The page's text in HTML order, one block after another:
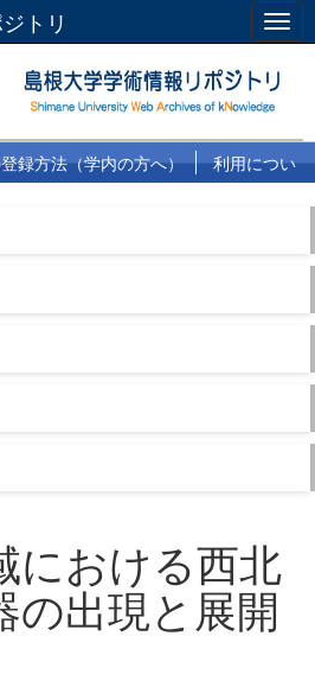
トリ
録方法（学内の方へ）
利用につい
における西北
の出現と展開